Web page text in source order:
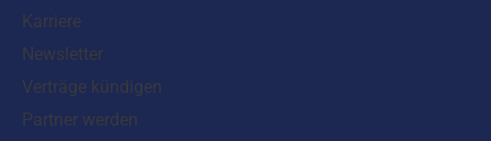
Karriere
Newsletter
Verträge kündigen
Partner werden